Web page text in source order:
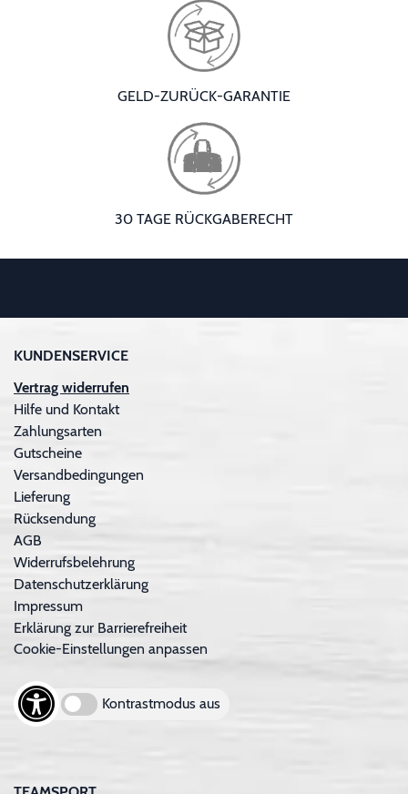
GELD-ZURÜCK-GARANTIE
30 TAGE RÜCKGABERECHT
KUNDENSERVICE
Vertrag widerrufen
Hilfe und Kontakt
Zahlungsarten
Gutscheine
Versandbedingungen
Lieferung
Rücksendung
AGB
Widerrufsbelehrung
Datenschutzerklärung
Impressum
Erklärung zur Barrierefreiheit
Cookie-Einstellungen anpassen
Kontrastmodus aus